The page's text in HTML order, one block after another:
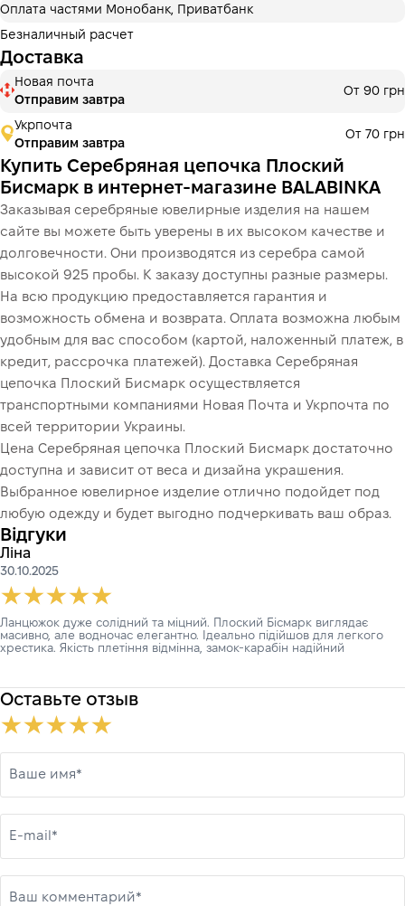
Оплата частями Монобанк, Приватбанк
Безналичный расчет
Доставка
Новая почта
Отправим завтра
От 90 грн
Укрпочта
Отправим завтра
От 70 грн
Купить Серебряная цепочка Плоский
Бисмарк в интернет-магазине BALABINKA
Заказывая серебряные ювелирные изделия на нашем
сайте вы можете быть уверены в их высоком качестве и
долговечности. Они производятся из серебра самой
высокой 925 пробы. К заказу доступны разные размеры.
На всю продукцию предоставляется гарантия и
возможность обмена и возврата. Оплата возможна любым
удобным для вас способом (картой, наложенный платеж, в
кредит, рассрочка платежей). Доставка Серебряная
цепочка Плоский Бисмарк осуществляется
транспортными компаниями Новая Почта и Укрпочта по
всей территории Украины.
Цена Серебряная цепочка Плоский Бисмарк достаточно
доступна и зависит от веса и дизайна украшения.
Выбранное ювелирное изделие отлично подойдет под
любую одежду и будет выгодно подчеркивать ваш образ.
Відгуки
Ліна
30.10.2025
Ланцюжок дуже солідний та міцний. Плоский Бісмарк виглядає
масивно, але водночас елегантно. Ідеально підійшов для легкого
хрестика. Якість плетіння відмінна, замок-карабін надійний
Оставьте отзыв
Ваше имя*
E-mail*
Ваш комментарий*